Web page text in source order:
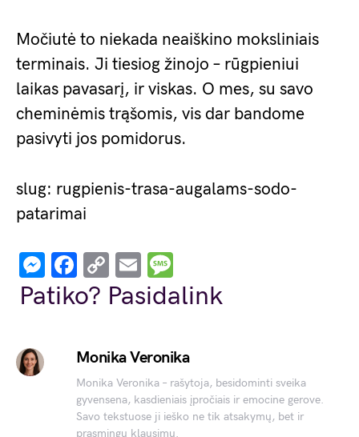
Močiutė to niekada neaiškino moksliniais
terminais. Ji tiesiog žinojo – rūgpieniui
laikas pavasarį, ir viskas. O mes, su savo
cheminėmis trąšomis, vis dar bandome
pasivyti jos pomidorus.
slug: rugpienis-trasa-augalams-sodo-
patarimai
Messenger
Facebook
Copy
Link
Email
Patiko? Pasidalink
Monika Veronika
Monika Veronika – rašytoja, besidominti sveika
gyvensena, kasdieniais įpročiais ir emocine gerove.
Savo tekstuose ji ieško ne tik atsakymų, bet ir
prasmingų klausimų.